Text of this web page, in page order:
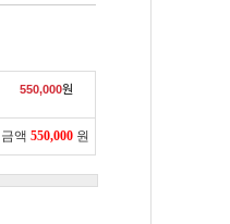
550,000원
액 550,000 원